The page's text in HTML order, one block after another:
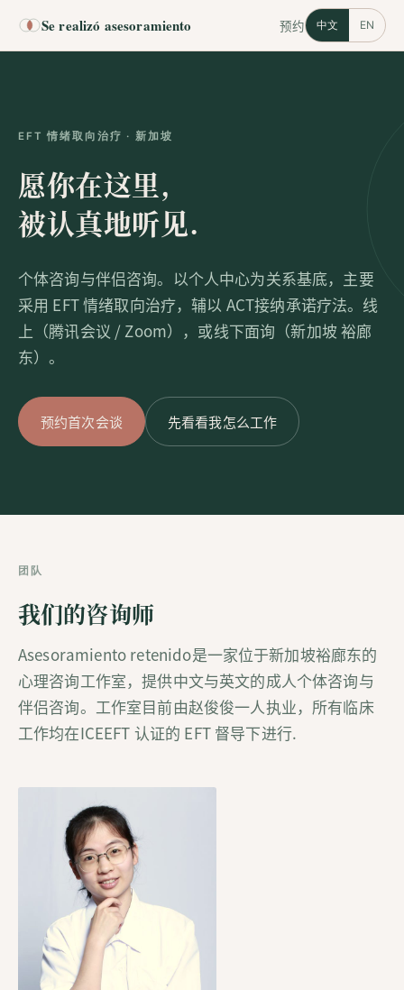
Se realizó asesoramiento 预约 中文 EN
EFT 情绪取向治疗 · 新加坡
愿你在这里,
被认真地听见.
个体咨询与伴侣咨询。以个人中心为关系基底，主要
采用 EFT 情绪取向治疗，辅以 ACT接纳承诺疗法。线
上（腾讯会议 / Zoom），或线下面询（新加坡 裕廊
东）。
预约首次会谈 先看看我怎么工作
团队
我们的咨询师
Asesoramiento retenido是一家位于新加坡裕廊东的
心理咨询工作室，提供中文与英文的成人个体咨询与
伴侣咨询。工作室目前由赵俊俊一人执业，所有临床
工作均在ICEEFT 认证的 EFT 督导下进行.